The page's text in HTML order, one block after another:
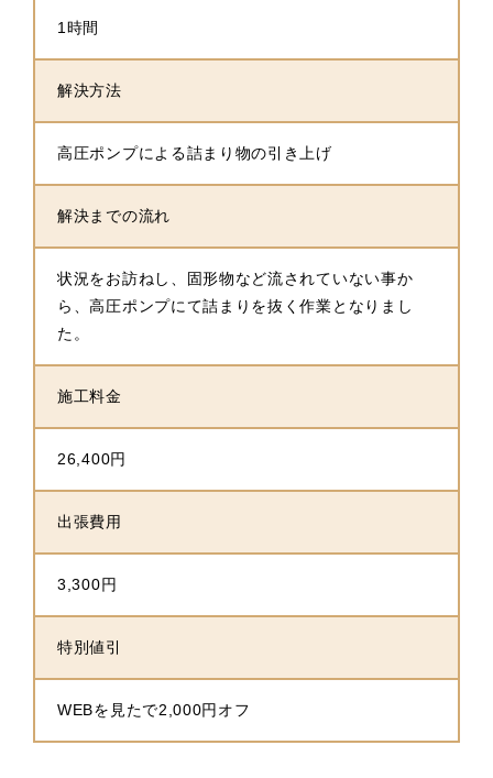
1時間
解決方法
高圧ポンプによる詰まり物の引き上げ
解決までの流れ
状況をお訪ねし、固形物など流されていない事か
ら、高圧ポンプにて詰まりを抜く作業となりまし
た。
施工料金
26,400円
出張費用
3,300円
特別値引
WEBを見たで2,000円オフ